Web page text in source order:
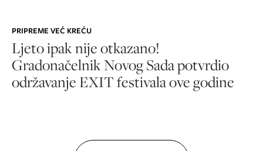
PRIPREME VEĆ KREĆU
Ljeto ipak nije otkazano!
Gradonačelnik Novog Sada potvrdio
održavanje EXIT festivala ove godine